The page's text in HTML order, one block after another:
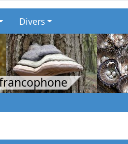
Divers